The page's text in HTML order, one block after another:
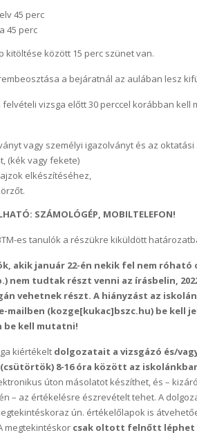
45 perc
45 perc
kitöltése között 15 perc szünet van.
a bejáratnál az aulában lesz
vizsga előtt 30 perccel korábban kell
vagy személyi igazolványt és az oktatási
(kék vagy fekete)
elkészítéséhez,
SZÁMOLÓGÉP, MOBILTELEFON!
es tanulók a részükre kiküldött
akik január 22-én nekik fel nem
nem tudtak részt venni az írásbelin,
vehetnek részt. A hiányzást az
e-mailben (kozge[kukac]bszc.hu) be
be kell mutatni!
kiértékelt dolgozatait a vizsgázó és/
(csütörtök) 8-16 óra között az
úton másolatot készíthet, és –
– az értékelésre észrevételt tehet. A
ún. értékelőlapok is
megtekintéskor csak oltott felnőtt léphet